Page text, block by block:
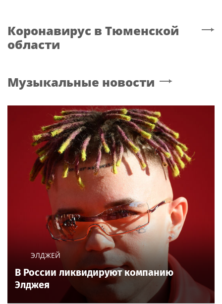
Коронавирус в Тюменской
области
Музыкальные новости
ЭЛДЖЕЙ
В России ликвидируют компанию
Элджея